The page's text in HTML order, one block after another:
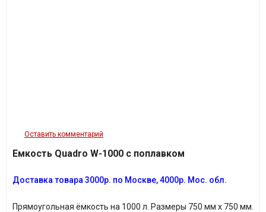
Оставить комментарий
Емкость Quadro W-1000 с поплавком
Доставка товара 3000р. по Москве, 4000р. Мос. обл.
Прямоугольная ёмкость на 1000 л. Размеры 750 мм х 750 мм.